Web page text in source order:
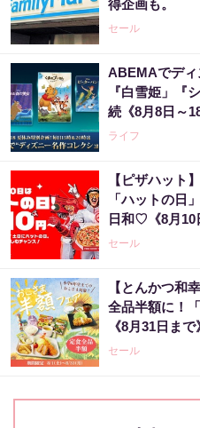
得企画も。
セール
ABEMAでディ
『白雪姫」『
続《8月8日～
ライフ
【ピザハット
「ハットの日
日和♡《8月10
セール
【とんかつ和
全品半額に！
《8月31日まで
セール